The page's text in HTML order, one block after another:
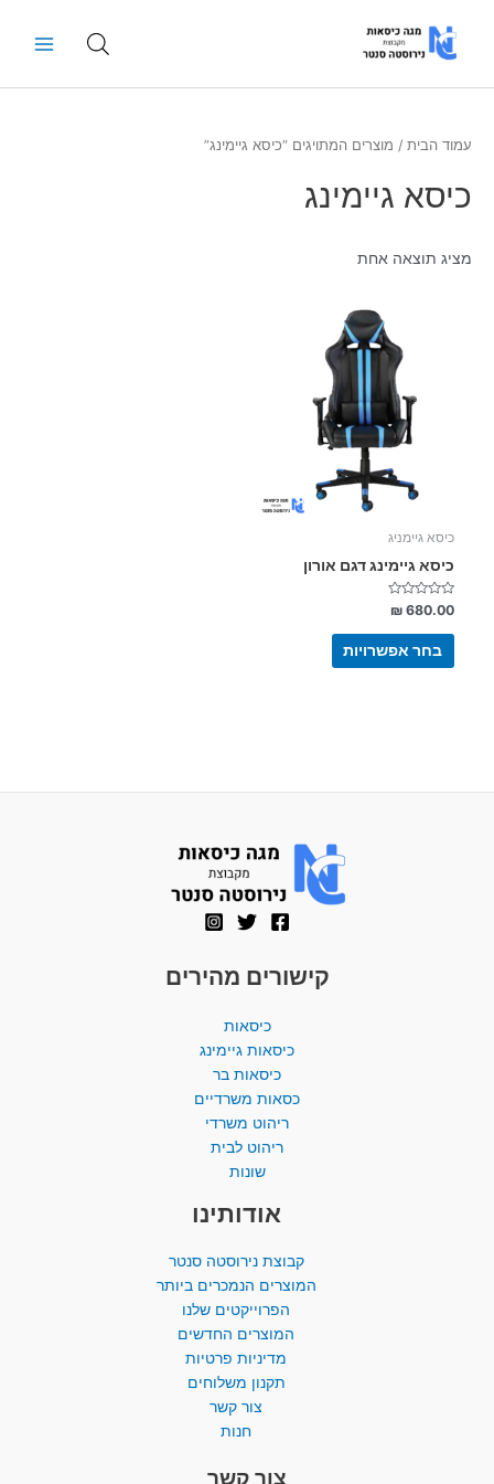
Menu
עמוד הבית / מוצרים המתויגים “כיסא גיימינג”
כיסא גיימינג
מציג תוצאה אחת
כיסא גיימניג
כיסא גיימינג דגם אורון
דורג
0
מתוך
₪680.00
בחר אפשרויות
יש
מספר
סוגים.
ניתן
את
האפשרויות
קישורים מהירים
כיסאות
כיסאות גיימינג
כיסאות בר
כסאות משרדיים
ריהוט משרדי
ריהוט לבית
שונות
אודותינו
קבוצת נירוסטה סנטר
המוצרים הנמכרים ביותר​
הפרוייקטים שלנו
המוצרים החדשים
מדיניות פרטיות
תקנון משלוחים
צור קשר
חנות
צור קשר